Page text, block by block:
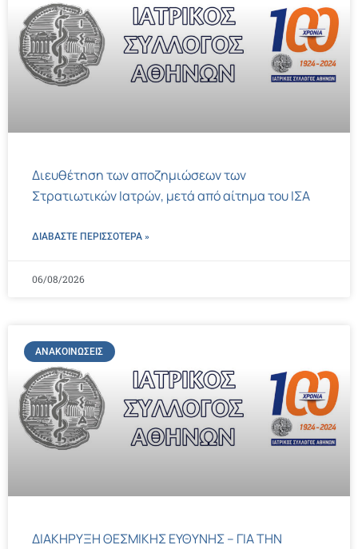
Διευθέτηση των αποζημιώσεων των
Στρατιωτικών Ιατρών, μετά από αίτημα του ΙΣΑ
ΔΙΑΒΑΣΤΕ ΠΕΡΙΣΣΌΤΕΡΑ »
06/08/2026
ΑΝΑΚΟΙΝΏΣΕΙΣ
ΔΙΑΚΗΡΥΞΗ ΘΕΣΜΙΚΗΣ ΕΥΘΥΝΗΣ – ΓΙΑ ΤΗΝ